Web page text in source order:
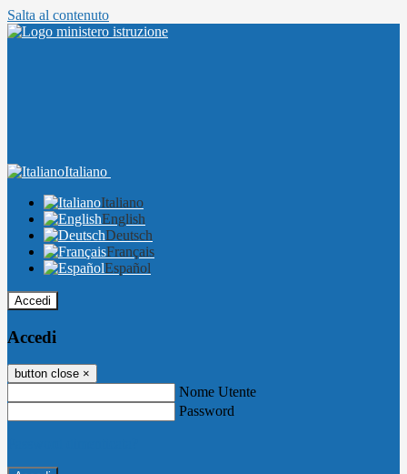
Salta al contenuto
Italiano
Italiano
English
Deutsch
Français
Español
Accedi
Accedi
button close ×
Nome Utente
Password